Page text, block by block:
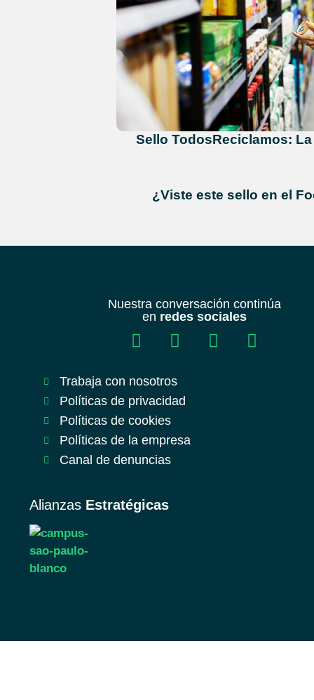
Sello TodosReciclamos:
¿Viste este sello en el
Nuestra conversación continúa
en redes sociales
Trabaja con nosotros
Políticas de privacidad
Políticas de cookies
Políticas de la empresa
Canal de denuncias
Alianzas Estratégicas